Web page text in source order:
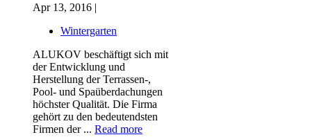
Apr 13, 2016 |
Wintergarten
ALUKOV beschäftigt sich mit
der Entwicklung und
Herstellung der Terrassen-,
Pool- und Spaüberdachungen
höchster Qualität. Die Firma
gehört zu den bedeutendsten
Firmen der ... Read more